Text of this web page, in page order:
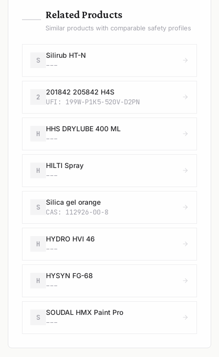
— Related Products
Similar products with comparable safety profiles
S
Silirub HT-N
---
2
201842 205842 H4S
UFI: 199W-P1K5-520V-D2PN
H
HHS DRYLUBE 400 ML
---
H
HILTI Spray
---
S
Silica gel orange
CAS: 112926-00-8
H
HYDRO HVI 46
---
H
HYSYN FG-68
---
S
SOUDAL HMX Paint Pro
---